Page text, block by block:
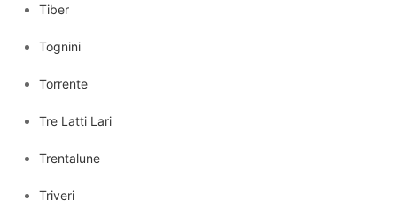
Tiber
Tognini
Torrente
Tre Latti Lari
Trentalune
Triveri